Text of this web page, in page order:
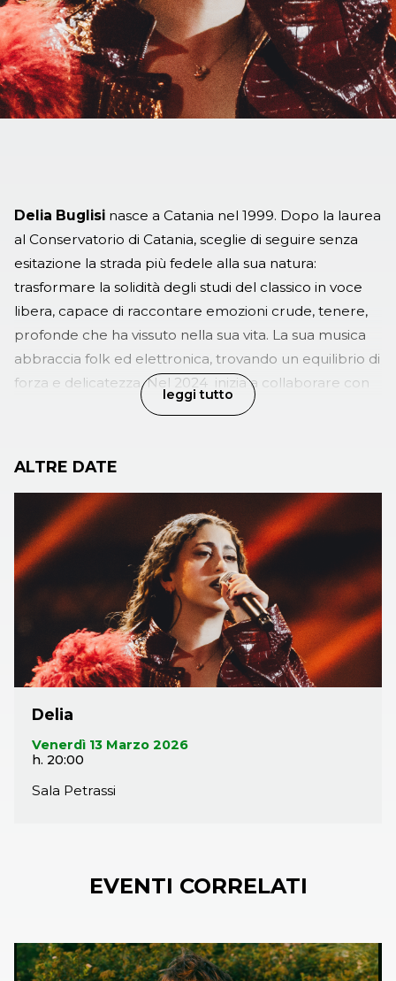
Delia Buglisi nasce a Catania nel 1999. Dopo la laurea
al Conservatorio di Catania, sceglie di seguire senza
esitazione la strada più fedele alla sua natura:
trasformare la solidità degli studi del classico in voce
libera, capace di raccontare emozioni crude, tenere,
profonde che ha vissuto nella sua vita. La sua musica
abbraccia folk ed elettronica, trovando un equilibrio di
forza e delicatezza. Nel 2024 inizia a collaborare con
autori e musicisti di rilievo, esibendosi anche come
riarrangiati, dei più grandi cantautori italiani e
internazionali. Fino ad arrivare a presentare il suo
inedito “Sicilia bedda” che è un inno alla propria terra,
alle proprie radici, e a quella malinconia che assale
ogni volta in cui si deve lasciare il posto che ci ha visti
crescere per inseguire i propri sogni.
leggi tutto
ALTRE DATE
Delia
Venerdì 13 Marzo 2026
h. 20:00
Sala Petrassi
EVENTI CORRELATI